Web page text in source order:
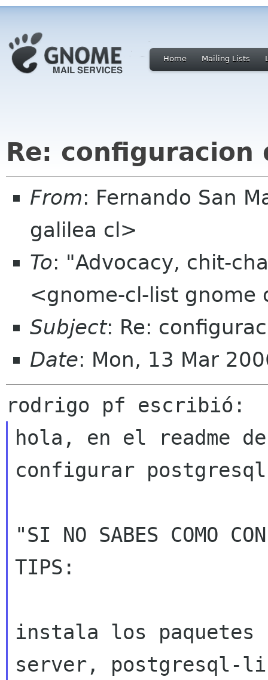
Home Mailing Lists
Re: configuracion
From: Fernando San
galilea cl>
To: "Advocacy, chit-
<gnome-cl-list gnome
Subject: Re:
Date: Mon, 13 Mar
hola, en el readme
configurar
"SI NO SABES COMO
TIPS:
instala los paquetes
server, postgresql-